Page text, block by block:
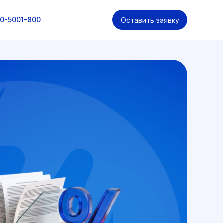
5001-800 8-800-5001-800
Оставить заявку